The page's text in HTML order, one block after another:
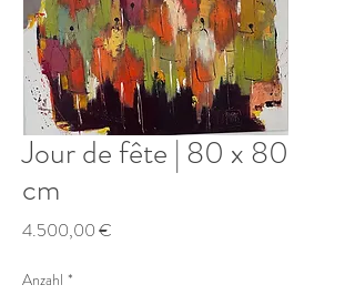
Jour de fête | 80 x 80
cm
4.500,00 €
Anzahl *